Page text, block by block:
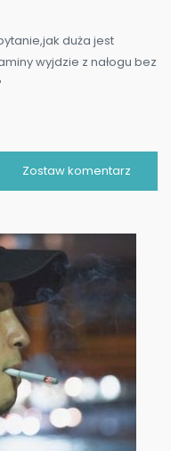
duża jest
wyjdzie z nałogu bez
Zostaw komentarz